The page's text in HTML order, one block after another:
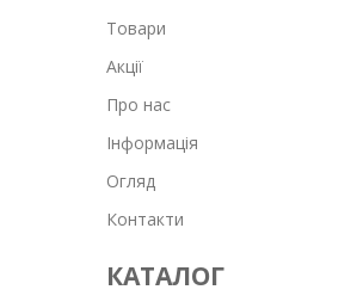
Товари
Акції
Про нас
Інформація
Огляд
Контакти
КАТАЛОГ